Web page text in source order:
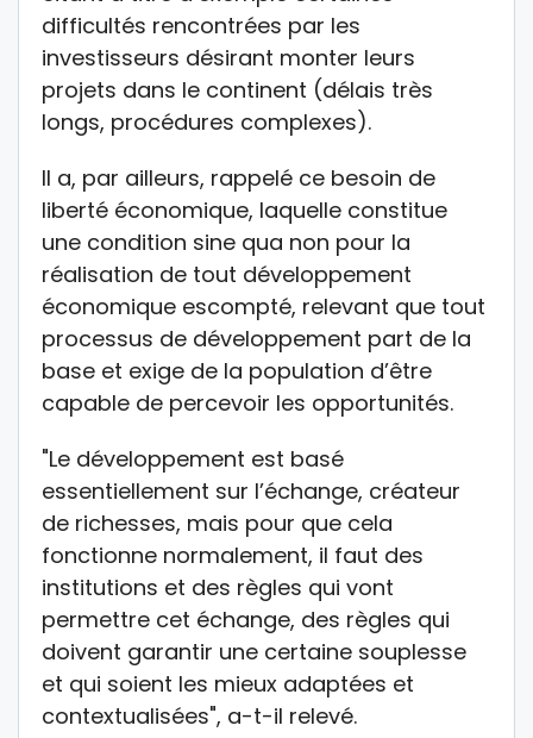
difficultés rencontrées par les
investisseurs désirant monter leurs
projets dans le continent (délais très
longs, procédures complexes).
Il a, par ailleurs, rappelé ce besoin de
liberté économique, laquelle constitue
une condition sine qua non pour la
réalisation de tout développement
économique escompté, relevant que tout
processus de développement part de la
base et exige de la population d’être
capable de percevoir les opportunités.
"Le développement est basé
essentiellement sur l’échange, créateur
de richesses, mais pour que cela
fonctionne normalement, il faut des
institutions et des règles qui vont
permettre cet échange, des règles qui
doivent garantir une certaine souplesse
et qui soient les mieux adaptées et
contextualisées", a-t-il relevé.